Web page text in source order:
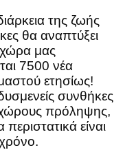
της ζωής
θα αναπτύξει
μας
7500 νέα
ετησίως!
συνθήκες
πρόληψης,
είναι